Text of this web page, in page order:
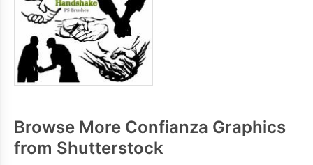
Browse More Confianza Graphics
from Shutterstock